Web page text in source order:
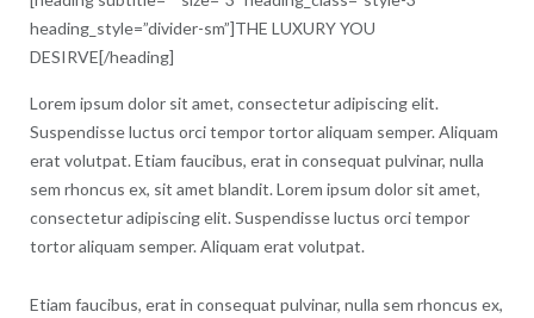
heading_style=”divider-sm”]THE LUXURY YOU
DESIRVE[/heading]
Lorem ipsum dolor sit amet, consectetur adipiscing elit.
Suspendisse luctus orci tempor tortor aliquam semper. Aliquam
erat volutpat. Etiam faucibus, erat in consequat pulvinar, nulla
sem rhoncus ex, sit amet blandit. Lorem ipsum dolor sit amet,
consectetur adipiscing elit. Suspendisse luctus orci tempor
tortor aliquam semper. Aliquam erat volutpat.
Etiam faucibus, erat in consequat pulvinar, nulla sem rhoncus ex,